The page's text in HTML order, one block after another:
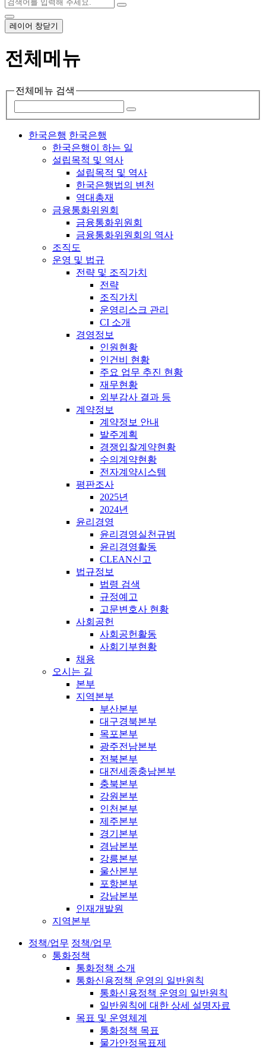
레이어 창닫기
전체메뉴
전체메뉴 검색
한국은행 한국은행
한국은행이 하는 일
설립목적 및 역사
설립목적 및 역사
한국은행법의 변천
역대총재
금융통화위원회
금융통화위원회
금융통화위원회의 역사
조직도
운영 및 법규
전략 및 조직가치
전략
조직가치
운영리스크 관리
CI 소개
경영정보
인원현황
인건비 현황
주요 업무 추진 현황
재무현황
외부감사 결과 등
계약정보
계약정보 안내
발주계획
경쟁입찰계약현황
수의계약현황
전자계약시스템
평판조사
2025년
2024년
윤리경영
윤리경영실천규범
윤리경영활동
CLEAN신고
법규정보
법령 검색
규정예고
고문변호사 현황
사회공헌
사회공헌활동
사회기부현황
채용
오시는 길
본부
지역본부
부산본부
대구경북본부
목포본부
광주전남본부
전북본부
대전세종충남본부
충북본부
강원본부
인천본부
제주본부
경기본부
경남본부
강릉본부
울산본부
포항본부
강남본부
인재개발원
지역본부
정책/업무 정책/업무
통화정책
통화정책 소개
통화신용정책 운영의 일반원칙
통화신용정책 운영의 일반원칙
일반원칙에 대한 상세 설명자료
목표 및 운영체계
통화정책 목표
물가안정목표제